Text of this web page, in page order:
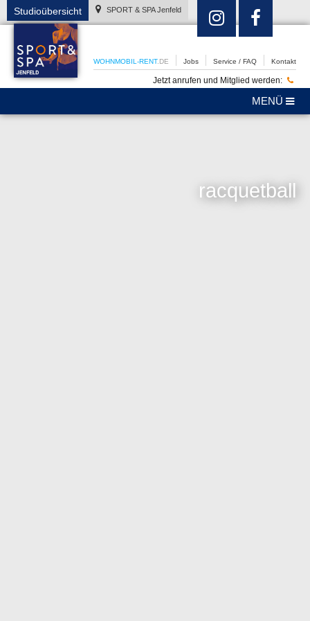
Studioübersicht SPORT & SPA Jenfeld
WOHNMOBIL-RENT.DE Jobs Service / FAQ Kontakt
Jetzt anrufen und Mitglied werden:
MENÜ
racquetball